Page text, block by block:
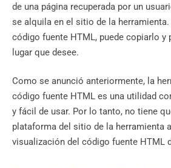
de una página recuperada por un
se alquila en el sitio de la herramienta.
código fuente HTML, puede copiarlo y
lugar que desee.
Como se anunció anteriormente, la
código fuente HTML es una utilidad
y fácil de usar. Por lo tanto, no tiene
plataforma del sitio de la herramienta
visualización del código fuente HTML